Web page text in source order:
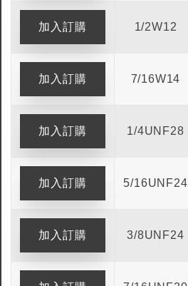
全鎢鋼銑刀
台製WEENIX四刃全鎢鋼銑刀
1/2W12
7/16W14
1/4UNF28
5/16UNF24
3/8UNF24